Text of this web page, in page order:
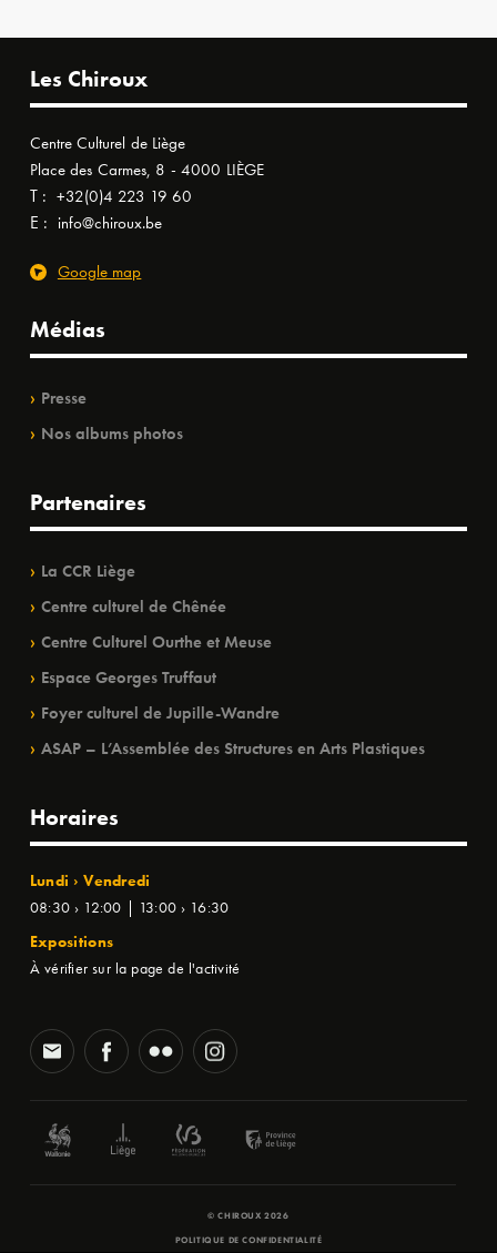
Les Chiroux
Centre Culturel de Liège
Place des Carmes, 8 - 4000 LIÈGE
T : +32(0)4 223 19 60
E : info@chiroux.be
Google map
Médias
Presse
Nos albums photos
Partenaires
La CCR Liège
Centre culturel de Chênée
Centre Culturel Ourthe et Meuse
Espace Georges Truffaut
Foyer culturel de Jupille-Wandre
ASAP – L’Assemblée des Structures en Arts Plastiques
Horaires
Lundi › Vendredi
08:30 › 12:00 | 13:00 › 16:30
Expositions
À vérifier sur la page de l'activité
© CHIROUX 2026
POLITIQUE DE CONFIDENTIALITÉ